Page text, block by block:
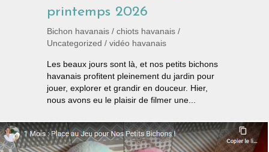
printemps 2026
Bichon havanais / chiots havanais /
Uncategorized / vidéo havanais
Les beaux jours sont là, et nos petits bichons
havanais profitent pleinement du jardin pour
jouer, explorer et grandir en douceur. Hier,
nous avons eu le plaisir de filmer une...